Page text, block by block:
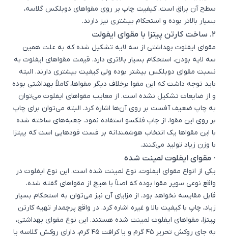
سطح آن براق است. کیفیت چاپ بر روی مقواهای دوبلکس گلاسه،
بسیار بالاتر بوده و استحکام بیشتری نیز دارند.
2. ساخت کارتن پیتزا با مقوای ایفولت
مقوای ایفلوت بهداشتی از سه لایه تشکیل شده که به علت همین
سه لایه بودن، استحکام بسیار بالاتری دارد. قیمت مقواهای ایفلوت به
نسبت مقوای دوبلکس بیشتر بوده ولی کیفیت بیشتری دارند. البته
باید توجه داشت که این مقوا برخلاف دیگر مقواها، کاملاً بهداشتی بوده
و از ضایعات تشکیل نشده است. از معایب مقواهای ایفلوت می‌توان
به چاپ ضعیف آفست بر روی آن‌ها اشاره کرد. البته می‌توان برای چاپ
بر روی این مقوا، از چاپ فلکسو استفاده نمود. جعبه‌های ساخته شده
با این مقواها یک انتخاب هوشمندانه بر فست فودهایی است که پیتزا
با وزن زیاد تولید می‌کنند.
· مقوای ایفلوت لمینت شده
یکی از انواع مقوای ایفلوت، نوع لمینت شده است. این نوع ایفلوت در
واقع نوعی سوپر مقوا بوده که اصلاً با هیچ از مقواهای گفته شده،
قابل مقایسه نخواهد بود. از مزایای آن نیز می‌توان به استحکام بسیار
زیاد، چاپ با کیفیت بالا و غیره اشاره کرد. در واقع پرچمدار تهیه کارتن
پیتزا، مقواهای ایفلوت لمینت شده هستند. این نوع مقوای بهداشتی،
به جای روکش تحریر 45 گرم و یا کرافت 45 گرم، دارای روکش گلاسه یا